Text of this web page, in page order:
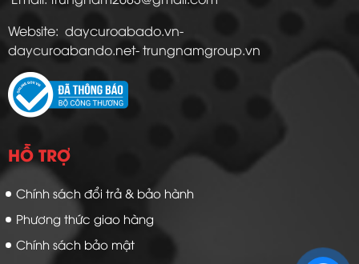
Website: daycuroabado.vn-
daycuroabando.net- trungnamgroup.vn
HỖ TRỢ
Chính sách đổi trả & bảo hành
Phương thức giao hàng
Chính sách bảo mật